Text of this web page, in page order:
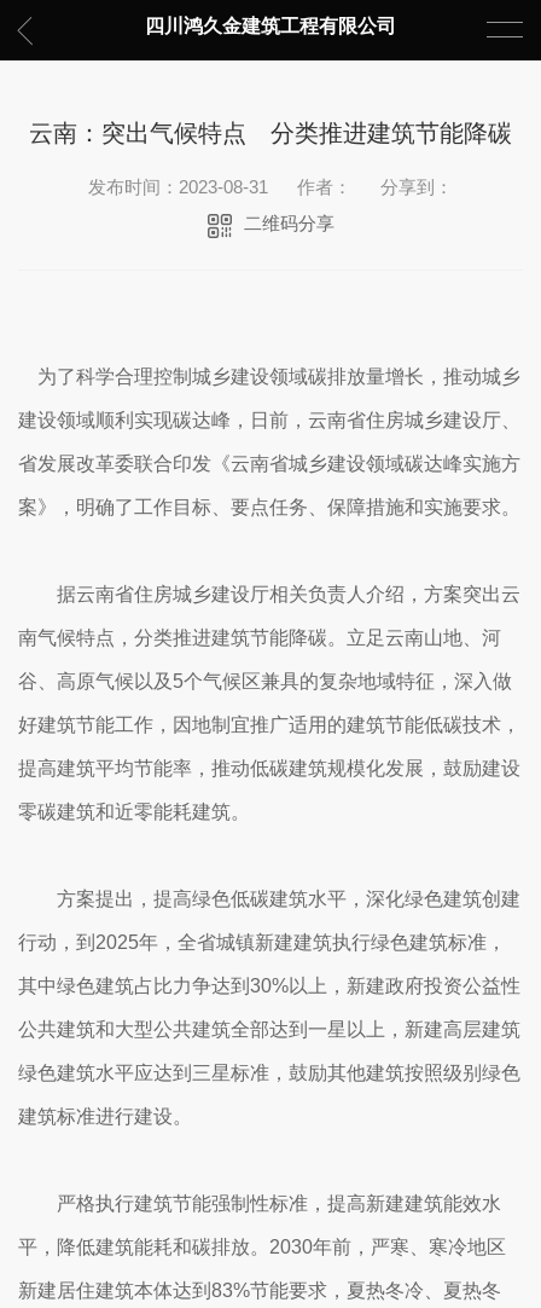
四川鸿久金建筑工程有限公司
云南：突出气候特点 分类推进建筑节能降碳
发布时间：2023-08-31 作者：
分享到：
二维码分享
为了科学合理控制城乡建设领域碳排放量增长，推动城乡
建设领域顺利实现碳达峰，日前，云南省住房城乡建设厅、
省发展改革委联合印发《云南省城乡建设领域碳达峰实施方
案》，明确了工作目标、要点任务、保障措施和实施要求。
据云南省住房城乡建设厅相关负责人介绍，方案突出云
南气候特点，分类推进建筑节能降碳。立足云南山地、河
谷、高原气候以及5个气候区兼具的复杂地域特征，深入做
好建筑节能工作，因地制宜推广适用的建筑节能低碳技术，
提高建筑平均节能率，推动低碳建筑规模化发展，鼓励建设
零碳建筑和近零能耗建筑。
方案提出，提高绿色低碳建筑水平，深化绿色建筑创建
行动，到2025年，全省城镇新建建筑执行绿色建筑标准，
其中绿色建筑占比力争达到30%以上，新建政府投资公益性
公共建筑和大型公共建筑全部达到一星以上，新建高层建筑
绿色建筑水平应达到三星标准，鼓励其他建筑按照级别绿色
建筑标准进行建设。
严格执行建筑节能强制性标准，提高新建建筑能效水
平，降低建筑能耗和碳排放。2030年前，严寒、寒冷地区
新建居住建筑本体达到83%节能要求，夏热冬冷、夏热冬